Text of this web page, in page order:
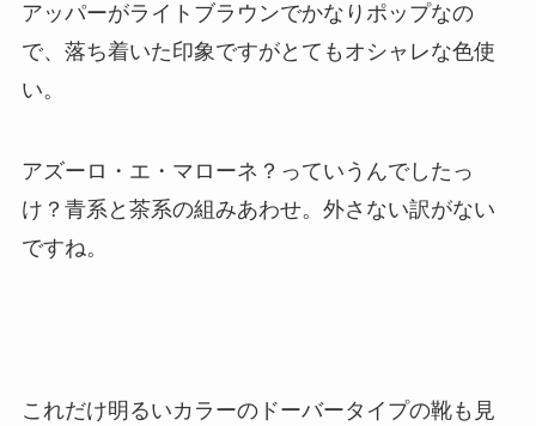
アッパーがライトブラウンでかなりポップなの
で、落ち着いた印象ですがとてもオシャレな色使
い。
アズーロ・エ・マローネ？っていうんでしたっ
け？青系と茶系の組みあわせ。外さない訳がない
ですね。
これだけ明るいカラーのドーバータイプの靴も見